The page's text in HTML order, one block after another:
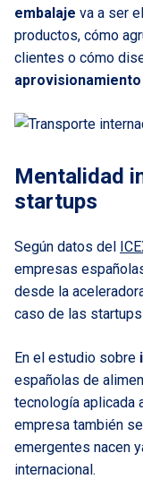
embalaje va a ser
productos, cómo
clientes o cómo
aprovisionamiento
Mentalidad
startups
Según datos del
empresas
desde la
caso de las
En el estudio sobre
españolas de
tecnología aplicada
empresa también
emergentes nacen
internacional.